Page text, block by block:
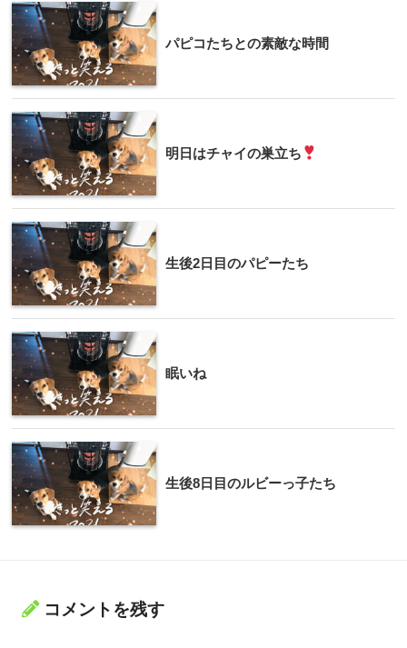
パピコたちとの素敵な時間
明日はチャイの巣立ち
生後2日目のパピーたち
眠いね
生後8日目のルビーっ子たち
コメントを残す